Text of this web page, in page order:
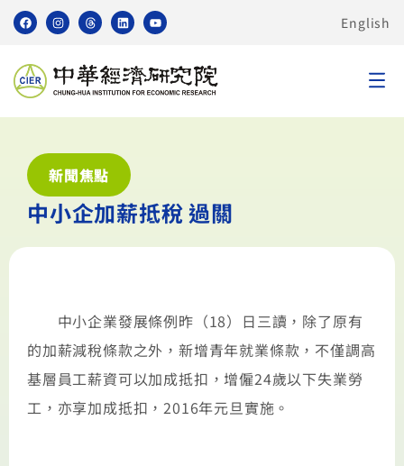
English
新聞焦點
中小企加薪抵稅 過關
中小企業發展條例昨（18）日三讀，除了原有
的加薪減稅條款之外，新增青年就業條款，不僅調高
基層員工薪資可以加成抵扣，增僱24歲以下失業勞
工，亦享加成抵扣，2016年元旦實施。